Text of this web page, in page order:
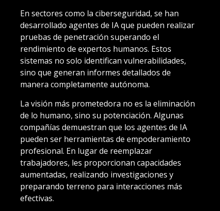
En sectores como la ciberseguridad, se han
desarrollado agentes de IA que pueden realizar
pruebas de penetración superando el
rendimiento de expertos humanos. Estos
sistemas no solo identifican vulnerabilidades,
sino que generan informes detallados de
manera completamente autónoma.
La visión más prometedora no es la eliminación
de lo humano, sino su potenciación. Algunas
compañías demuestran que los agentes de IA
pueden ser herramientas de empoderamiento
profesional. En lugar de reemplazar
trabajadores, les proporcionan capacidades
aumentadas, realizando investigaciones y
preparando terreno para interacciones más
efectivas.